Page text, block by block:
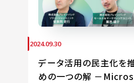
2024.09.30
データ活用の民主化を
めの一つの解 －